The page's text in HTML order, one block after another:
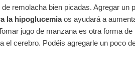
remolacha bien picadas. Agregar un
la hipoglucemiaos ayudará a
jugo de manzana es otra forma
el cerebro. Podéis agregarle un poco